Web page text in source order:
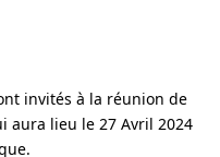
invités à la réunion de
aura lieu le 27 Avril 2024